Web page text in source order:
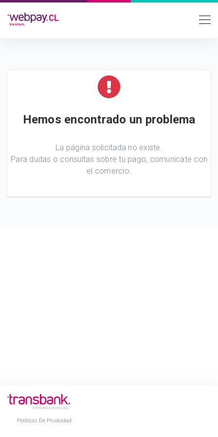
Hemos encontrado un problema
La página solicitada no existe.
Para dudas o consultas sobre tu pago, comunícate con
el comercio.
Políticas De Privacidad